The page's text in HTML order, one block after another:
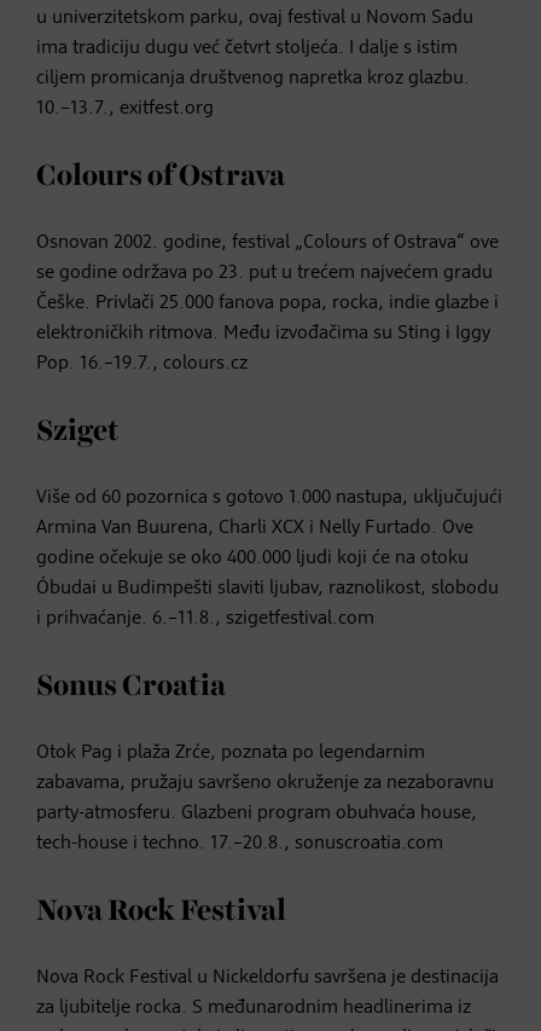
u univerzitetskom parku, ovaj festival u Novom Sadu
ima tradiciju dugu već četvrt stoljeća. I dalje s istim
ciljem promicanja društvenog napretka kroz glazbu.
10.–13.7., exitfest.org
Colours of Ostrava
Osnovan 2002. godine, festival „Colours of Ostrava“ ove
se godine održava po 23. put u trećem najvećem gradu
Češke. Privlači 25.000 fanova popa, rocka, indie glazbe i
elektroničkih ritmova. Među izvođačima su Sting i Iggy
Pop. 16.–19.7., colours.cz
Sziget
Više od 60 pozornica s gotovo 1.000 nastupa, uključujući
Armina Van Buurena, Charli XCX i Nelly Furtado. Ove
godine očekuje se oko 400.000 ljudi koji će na otoku
Óbudai u Budimpešti slaviti ljubav, raznolikost, slobodu
i prihvaćanje. 6.–11.8., szigetfestival.com
Sonus Croatia
Otok Pag i plaža Zrće, poznata po legendarnim
zabavama, pružaju savršeno okruženje za nezaboravnu
party-atmosferu. Glazbeni program obuhvaća house,
tech-house i techno. 17.–20.8., sonuscroatia.com
Nova Rock Festival
Nova Rock Festival u Nickeldorfu savršena je destinacija
za ljubitelje rocka. S međunarodnim headlinerima iz